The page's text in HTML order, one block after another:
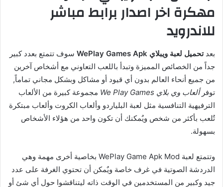
مهكرة اخر اصدار برابط مباشر
للاندرويد
بعدتحميل لعبة ويبلاي WePlay Games Apk
سوف تتمتع بعدد كبير
جداً من الخصائص المميزة وتبدأ باللعب التعاوني مع أشخاص آخرين
من جميع أنحاء العالم بدون أي قيود أو مشاكل وبشكل مجاني تماماً,
توفرألعاب وي بلاي We Play Games
مجموعة كبيرة من الألعاب
الترفيهية التنافسية مثل لعبة البلياردو وألعاب الكروت وألعاب مبتكرة
تٌلعب بأكثر من شخص ويٌمكنك أن تكون واحد من هؤلاء الأشخاص
بسهولة.
وتتمتع لعبة WePlay Game Apk Mod بخاصية أخرى مهمة وهي
الدردشة الصوتية في غرف خاصة ويٌمكن أن تحتوي الغرفة على عدد
جيد وكبير من المستخدمين في الوقت ذاته ليتناقشوا حول أي شئ أو